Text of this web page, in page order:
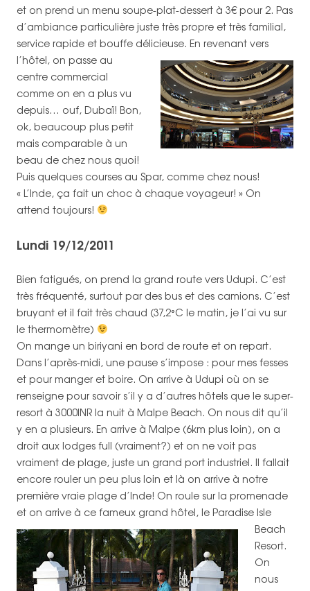
et on prend un menu soupe-plat-dessert à 3€ pour 2. Pas
d’ambiance particulière juste très propre et très familial,
service rapide et bouffe délicieuse. En revenant vers
l’hôtel, on passe au
centre commercial
comme on en a plus vu
depuis… ouf, Dubaï! Bon,
ok, beaucoup plus petit
mais comparable à un
beau de chez nous quoi!
Puis quelques courses au Spar, comme chez nous!
« L’Inde, ça fait un choc à chaque voyageur! » On
attend toujours!
Lundi 19/12/2011
Bien fatigués, on prend la grand route vers Udupi. C’est
très fréquenté, surtout par des bus et des camions. C’est
bruyant et il fait très chaud (37,2°C le matin, je l’ai vu sur
le thermomètre)
On mange un biriyani en bord de route et on repart.
Dans l’après-midi, une pause s’impose : pour mes fesses
et pour manger et boire. On arrive à Udupi où on se
renseigne pour savoir s’il y a d’autres hôtels que le super-
resort à 3000INR la nuit à Malpe Beach. On nous dit qu’il
y en a plusieurs. En arrive à Malpe (6km plus loin), on a
droit aux lodges full (vraiment?) et on ne voit pas
vraiment de plage, juste un grand port industriel. Il fallait
encore rouler un peu plus loin et là on arrive à notre
première vraie plage d’Inde! On roule sur la promenade
et on arrive à ce fameux grand hôtel, le Paradise Isle
Beach
Resort.
On
nous